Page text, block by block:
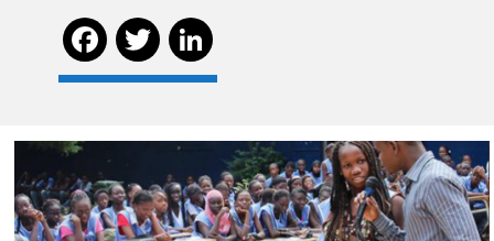
Facebook
Twitter
LinkedIn